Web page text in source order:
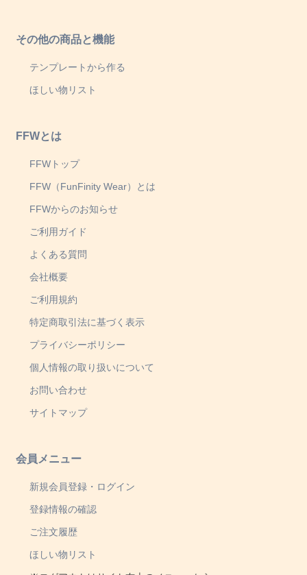
その他の商品と機能
テンプレートから作る
ほしい物リスト
FFWとは
FFWトップ
FFW（FunFinity Wear）とは
FFWからのお知らせ
ご利用ガイド
よくある質問
会社概要
ご利用規約
特定商取引法に基づく表示
プライバシーポリシー
個人情報の取り扱いについて
お問い合わせ
サイトマップ
会員メニュー
新規会員登録・ログイン
登録情報の確認
ご注文履歴
ほしい物リスト